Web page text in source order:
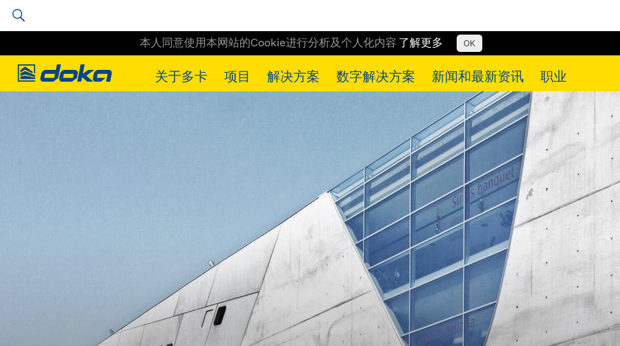
本人同意使用本网站的Cookie进行分析及个人化内容 了解更多 OK
Doka
关于多卡 项目 解决方案 数字解决方案 新闻和最新资讯 职业
Doka 工程实例 沃尔夫斯堡科学中心